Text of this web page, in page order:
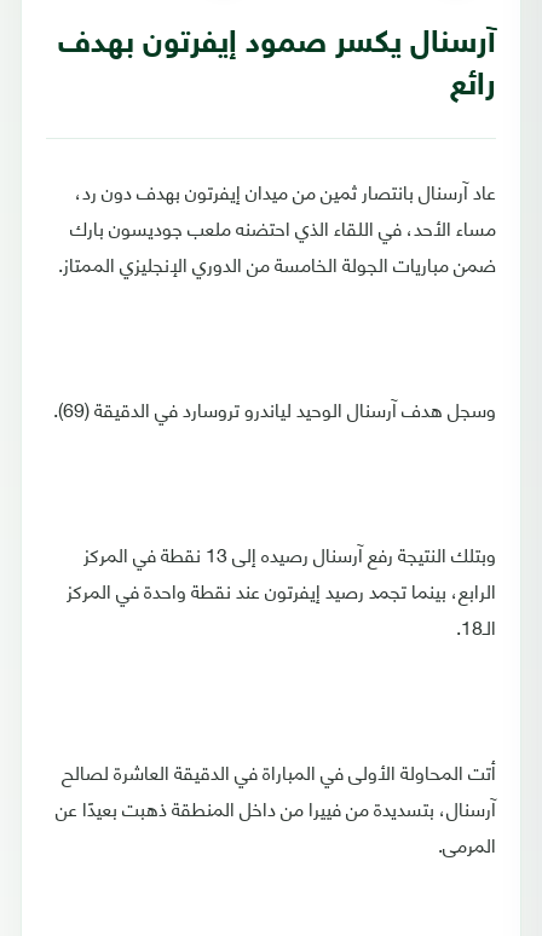
آرسنال يكسر صمود إيفرتون بهدف
رائع
عاد آرسنال بانتصار ثمين من ميدان إيفرتون بهدف دون رد،
مساء الأحد، في اللقاء الذي احتضنه ملعب جوديسون بارك
ضمن مباريات الجولة الخامسة من الدوري الإنجليزي الممتاز.
وسجل هدف آرسنال الوحيد لياندرو تروسارد في الدقيقة (69).
وبتلك النتيجة رفع آرسنال رصيده إلى 13 نقطة في المركز
الرابع، بينما تجمد رصيد إيفرتون عند نقطة واحدة في المركز
الـ18.
أتت المحاولة الأولى في المباراة في الدقيقة العاشرة لصالح
آرسنال، بتسديدة من فييرا من داخل المنطقة ذهبت بعيدًا عن
المرمى.